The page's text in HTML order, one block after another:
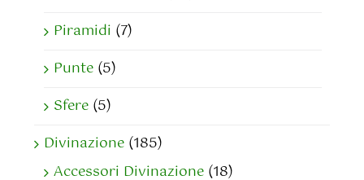
Piramidi (7)
Punte (5)
Sfere (5)
Divinazione (185)
Accessori Divinazione (18)